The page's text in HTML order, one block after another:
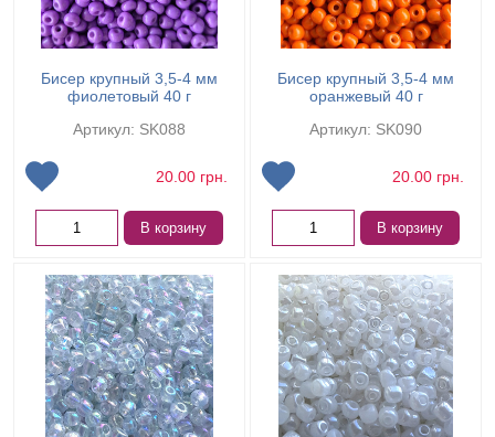
Бисер крупный 3,5-4 мм
фиолетовый 40 г
Артикул: SK088
20.00 грн.
В корзину
Бисер крупный 3,5-4 мм
оранжевый 40 г
Артикул: SK090
20.00 грн.
В корзину